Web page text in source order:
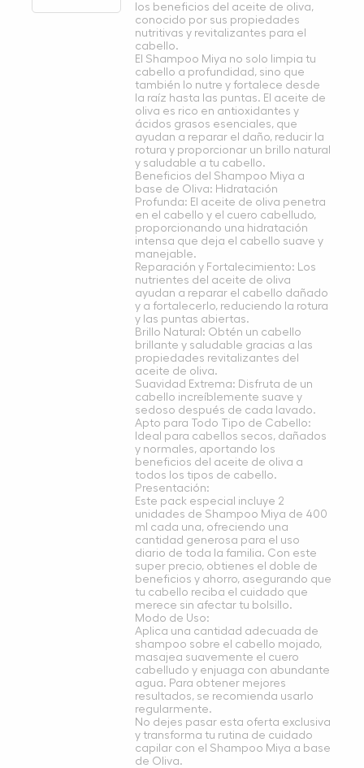
los beneficios del aceite de oliva,
conocido por sus propiedades
nutritivas y revitalizantes para el
cabello.
El Shampoo Miya no solo limpia tu
cabello a profundidad, sino que
también lo nutre y fortalece desde
la raíz hasta las puntas. El aceite de
oliva es rico en antioxidantes y
ácidos grasos esenciales, que
ayudan a reparar el daño, reducir la
rotura y proporcionar un brillo natural
y saludable a tu cabello.
Beneficios del Shampoo Miya a
base de Oliva: Hidratación
Profunda: El aceite de oliva penetra
en el cabello y el cuero cabelludo,
proporcionando una hidratación
intensa que deja el cabello suave y
manejable.
Reparación y Fortalecimiento: Los
nutrientes del aceite de oliva
ayudan a reparar el cabello dañado
y a fortalecerlo, reduciendo la rotura
y las puntas abiertas.
Brillo Natural: Obtén un cabello
brillante y saludable gracias a las
propiedades revitalizantes del
aceite de oliva.
Suavidad Extrema: Disfruta de un
cabello increíblemente suave y
sedoso después de cada lavado.
Apto para Todo Tipo de Cabello:
Ideal para cabellos secos, dañados
y normales, aportando los
beneficios del aceite de oliva a
todos los tipos de cabello.
Presentación:
Este pack especial incluye 2
unidades de Shampoo Miya de 400
ml cada una, ofreciendo una
cantidad generosa para el uso
diario de toda la familia. Con este
super precio, obtienes el doble de
beneficios y ahorro, asegurando que
tu cabello reciba el cuidado que
merece sin afectar tu bolsillo.
Modo de Uso:
Aplica una cantidad adecuada de
shampoo sobre el cabello mojado,
masajea suavemente el cuero
cabelludo y enjuaga con abundante
agua. Para obtener mejores
resultados, se recomienda usarlo
regularmente.
No dejes pasar esta oferta exclusiva
y transforma tu rutina de cuidado
capilar con el Shampoo Miya a base
de Oliva.